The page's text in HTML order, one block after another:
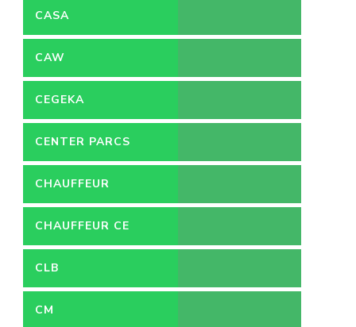
VACATURES
CASA
CAW
CEGEKA
CENTER PARCS
CHAUFFEUR
CHAUFFEUR CE
CLB
CM